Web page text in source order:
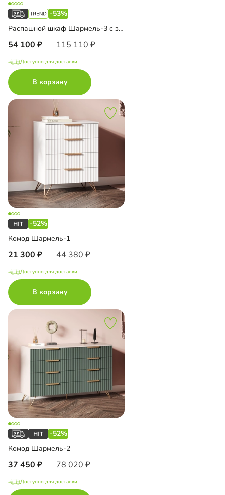
-53%
Распашной шкаф Шармель-3 с зеркалом
54 100 115 110
Доступно для доставки
В корзину
-52%
Комод Шармель-1
21 300 44 380
Доступно для доставки
В корзину
-52%
Комод Шармель-2
37 450 78 020
Доступно для доставки